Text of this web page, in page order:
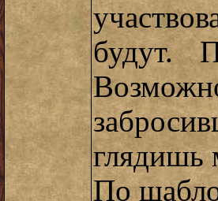
будут.
глядишь
По